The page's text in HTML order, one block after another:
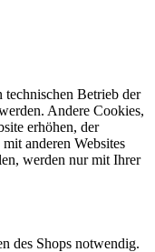
technischen Betrieb der
Andere Cookies,
erhöhen, der
anderen Websites
werden nur mit Ihrer
des Shops notwendig.